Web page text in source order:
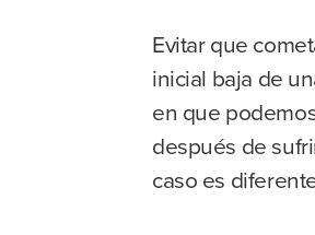
Evitar que
inicial baja de
en que
después de
caso es